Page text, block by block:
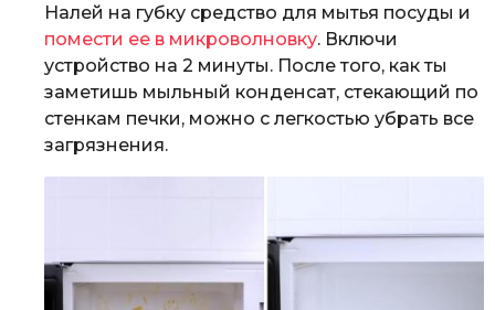
Налей на губку средство для мытья посуды и
помести ее в микроволновку. Включи
устройство на 2 минуты. После того, как ты
заметишь мыльный конденсат, стекающий по
стенкам печки, можно с легкостью убрать все
загрязнения.